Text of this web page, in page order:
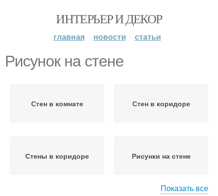
ИНТЕРЬЕР И ДЕКОР
главная новости статьи
Рисунок на стене
Стен в комнате Стен в коридоре
Стены в коридоре Рисунки на стене
Показать все